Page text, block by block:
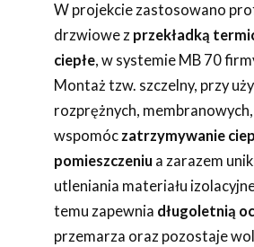
W projekcie zastosowano
drzwiowe z przekładką
ciepłe, w systemie MB 70
Montaż tzw. szczelny, przy
rozprężnych,
wspomóczatrzymywanie
pomieszczeniu a zarazem
utleniania materiału
temu zapewnia długoletnią
przemarza oraz pozostaje